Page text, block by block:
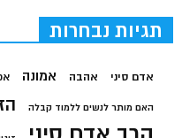
תגיות נבחרות
אדם סיני אהבה אמונה
האם מותר לנשים ללמוד קבלה